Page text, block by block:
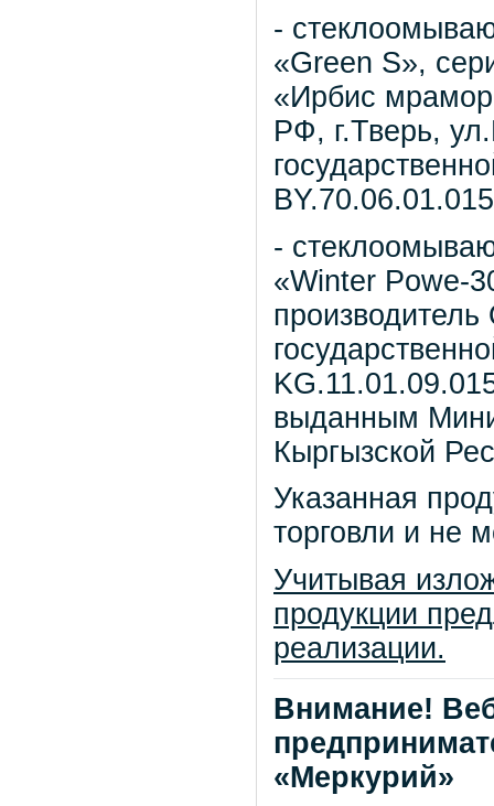
-
«Green S»,
«Ирбис
РФ, г.Тверь,
-
«Winter Powe-
выданным
Кыргызской
Указанная
торговли и не
Учитывая
продукции
реализации.
Внимание!
«Меркурий»